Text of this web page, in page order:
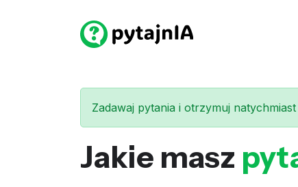
Zadawaj pytania i otrzymuj
Jakie masz